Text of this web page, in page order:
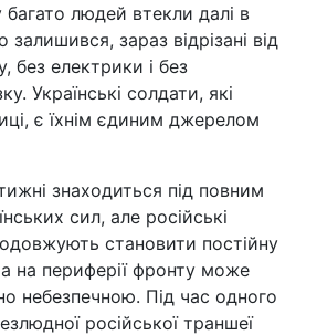
багато людей втекли далі в
залишився, зараз відрізані від
без електрики і без
Українські солдати, які
є їхнім єдиним джерелом
знаходиться під повним
сил, але російські
становити постійну
на периферії фронту може
небезпечною. Під час одного
російської траншеї